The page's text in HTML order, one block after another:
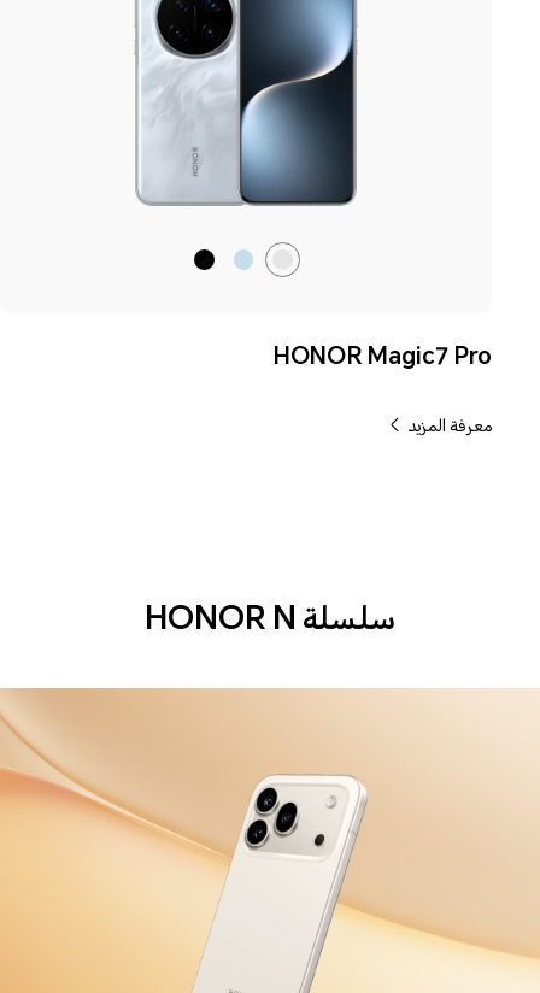
رماديأزرق
الأسود
HONOR Magic7 Pro
معرفة المزيد
سلسلة HONOR N